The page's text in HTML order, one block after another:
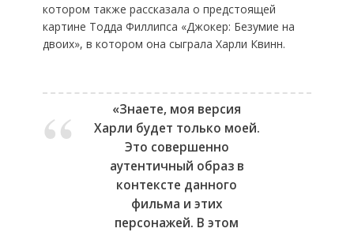
котором также рассказала о предстоящей
картине Тодда Филлипса «Джокер: Безумие на
двоих», в котором она сыграла Харли Квинн.
«Знаете, моя версия
Харли будет только моей.
Это совершенно
аутентичный образ в
контексте данного
фильма и этих
персонажей. В этом